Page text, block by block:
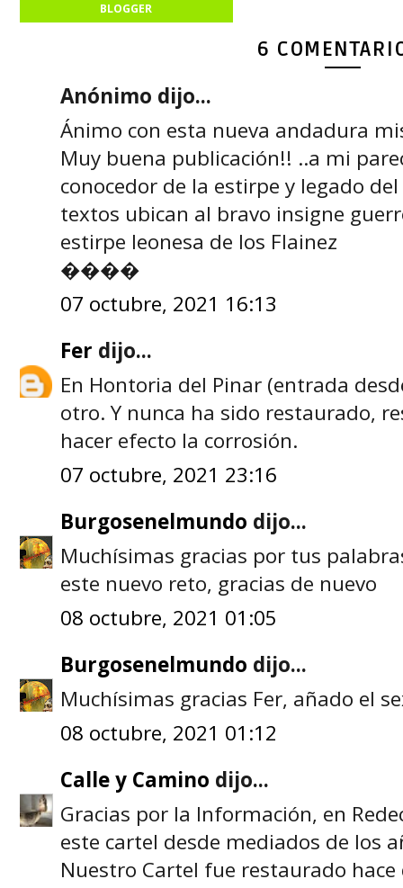
BLOGGER
6
Anónimo dijo...
Ánimo con esta nueva andadura
Muy buena publicación!! ..a mi
conocedor de la estirpe y legado
textos ubican al bravo insigne
estirpe leonesa de los Flainez
����
07 octubre, 2021 16:13
Fer dijo...
En Hontoria del Pinar (entrada
otro. Y nunca ha sido restaurado,
hacer efecto la corrosión.
07 octubre, 2021 23:16
Burgosenelmundo dijo...
Muchísimas gracias por tus
este nuevo reto, gracias de nuevo
08 octubre, 2021 01:05
Burgosenelmundo dijo...
Muchísimas gracias Fer, añado el
08 octubre, 2021 01:12
Calle y Camino dijo...
Gracias por la Información, en
este cartel desde mediados de los
Nuestro Cartel fue restaurado hace